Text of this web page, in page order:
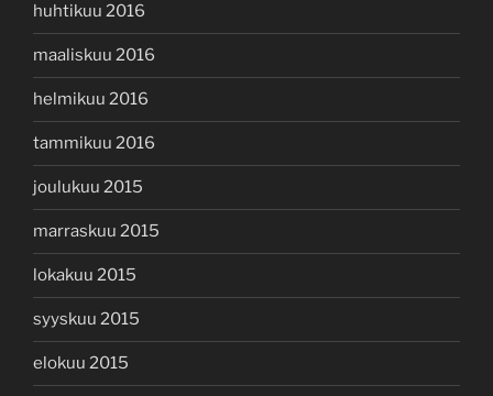
huhtikuu 2016
maaliskuu 2016
helmikuu 2016
tammikuu 2016
joulukuu 2015
marraskuu 2015
lokakuu 2015
syyskuu 2015
elokuu 2015